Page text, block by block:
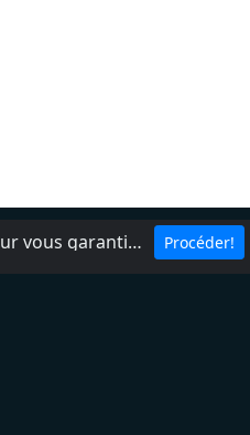
Ce site utilise des cookies pour vous garantir la meilleure expérience sur notre site. Procéder!